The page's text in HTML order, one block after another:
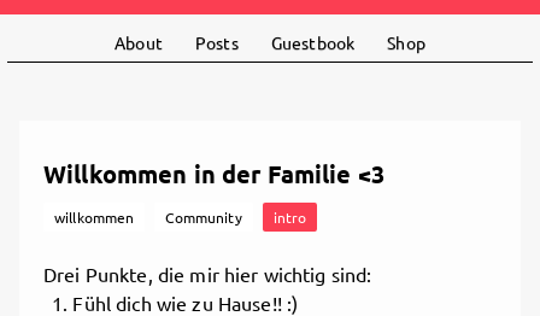
About Posts Guestbook Shop
Willkommen in der Familie <3
willkommen Community intro
Drei Punkte, die mir hier wichtig sind:
Fühl dich wie zu Hause!! :)